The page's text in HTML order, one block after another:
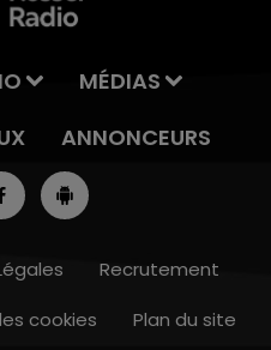
MÉDIAS
ANNONCEURS
Recrutement
cookies Plan du site